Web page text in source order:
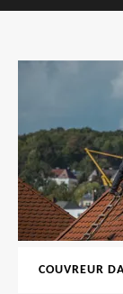
COUVREUR